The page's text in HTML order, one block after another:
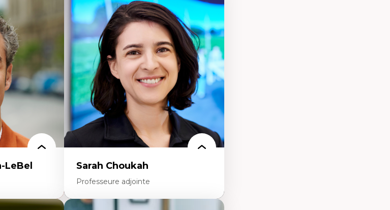
au Canada
des
dans l'espace
des
Expertises
Économie circulaire
Modèles d’affaires durables
Histoire des faits économiques
Gestion durable des ressources naturelles
Écologie industrielle
Aménagement durable du territoire
Développement régional
Coopératives
Télétravail en milieu rural francophone
Transition socio-écologique
LeBel Sarah Choukah
Professeure adjointe